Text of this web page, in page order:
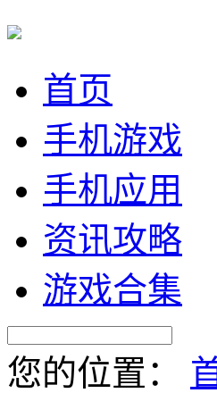
首页
手机游戏
手机应用
资讯攻略
游戏合集
您的位置：